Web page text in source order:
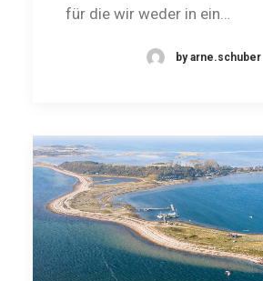
für die wir weder in ein…
by arne.schuber